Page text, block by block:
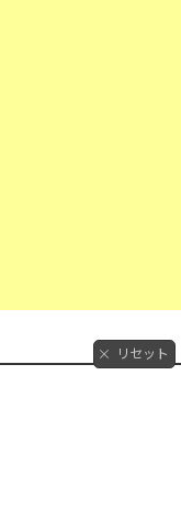
リセット